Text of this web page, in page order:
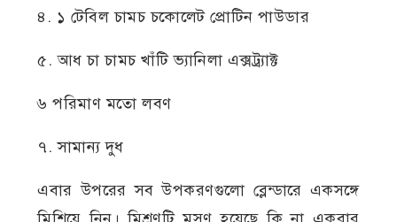
৪. ১ টেবিল চামচ চকোলেট প্রোটিন পাউডার
৫. আধ চা চামচ খাঁটি ভ্যানিলা এক্সট্র্যাক্ট
৬ পরিমাণ মতো লবণ
৭. সামান্য দুধ
এবার উপরের সব উপকরণগুলো ব্লেন্ডারে একসঙ্গে